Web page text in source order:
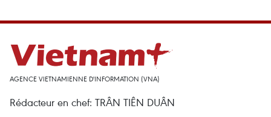
AGENCE VIETNAMIENNE D'INFORMATION (VNA)
Rédacteur en chef: TRÂN TIÊN DUÂN